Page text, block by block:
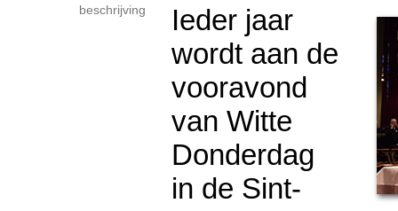
beschrijving
Ieder jaar
wordt aan de
vooravond
van Witte
Donderdag
in de Sint-